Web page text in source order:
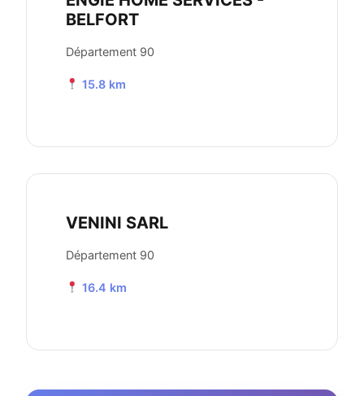
BELFORT
Département 90
15.8 km
VENINI SARL
Département 90
16.4 km